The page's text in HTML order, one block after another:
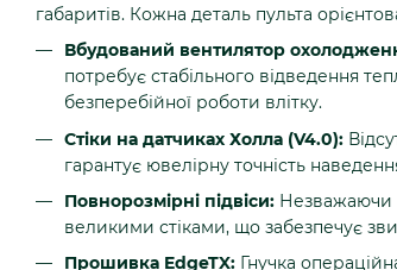
габаритів. Кожна деталь пульта
Вбудований вентилятор
потребує стабільного відведення
безперебійної роботи влітку.
Стіки на датчиках Холла (V4.0):
гарантує ювелірну точність
Повнорозмірні підвіси: Незважаючи
великими стіками, що забезпечує
Прошивка EdgeTX: Гнучка